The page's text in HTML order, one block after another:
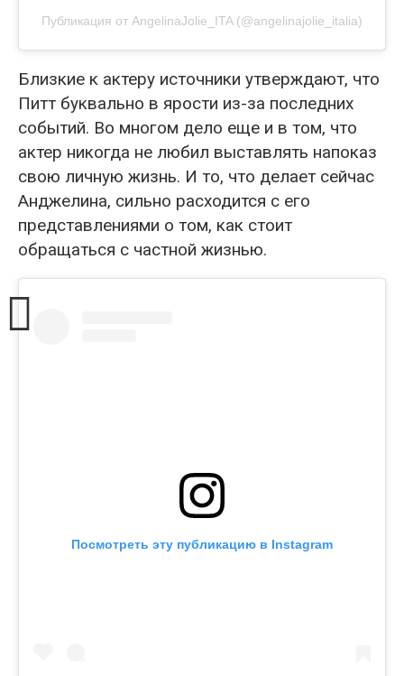
Публикация от AngelinaJolie_ITA (@angelinajolie_italia)
Близкие к актеру источники утверждают, что
Питт буквально в ярости из-за последних
событий. Во многом дело еще и в том, что
актер никогда не любил выставлять напоказ
свою личную жизнь. И то, что делает сейчас
Анджелина, сильно расходится с его
представлениями о том, как стоит
обращаться с частной жизнью.
Посмотреть эту публикацию в Instagram